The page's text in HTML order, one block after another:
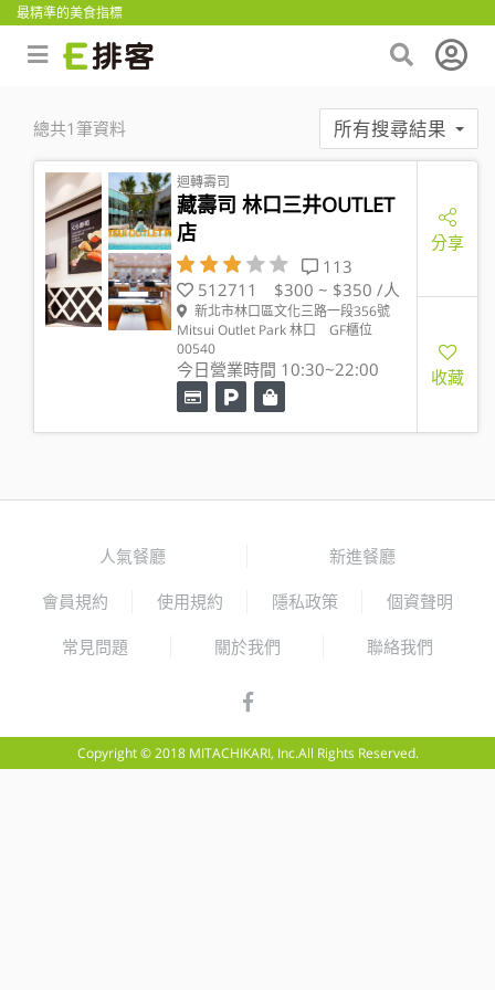
最精準的美食指標
總共1筆資料 所有搜尋結果
迴轉壽司
藏壽司 林口三井OUTLET
店
113
512711
$300 ~ $350 /人
新北市林口區文化三路一段356號
Mitsui Outlet Park 林口 GF櫃位
00540
今日營業時間 10:30~22:00
分享
收藏
人氣餐廳 新進餐廳
會員規約 使用規約 隱私政策 個資聲明
常見問題 關於我們 聯絡我們
Copyright © 2018 MITACHIKARI, Inc.All Rights Reserved.